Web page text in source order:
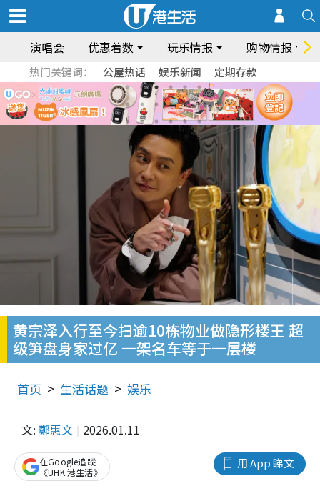
演唱会 优惠着数 玩乐情报 购物情报
热门关键词： 公屋热话 娱乐新闻 定期存款
黄宗泽入行至今扫逾10栋物业做隐形楼王 超
级笋盘身家过亿 一架名车等于一层楼
首页 生活话题 娱乐
文: 鄭惠文 2026.01.11
用 App 睇文
在Google追蹤
《UHK 港生活》